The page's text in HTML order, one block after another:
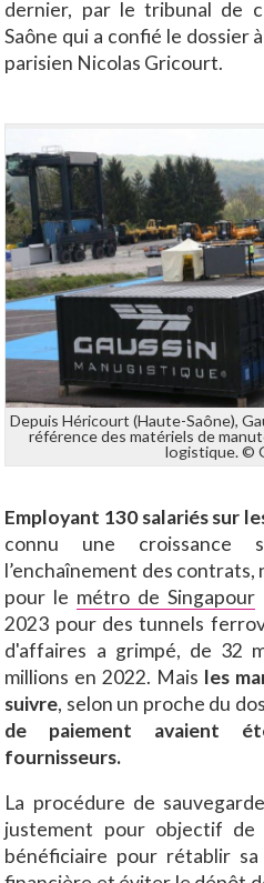
dernier, par le tribunal de
Saône qui a confié le dossier
parisien Nicolas Gricourt.
Depuis Héricourt (Haute-Saône),
référence des matériels de
logistique. ©
Employant 130 salariés sur
connu une croissance
l’enchaînement des
pour le métro de Singapour
2023 pour des tunnels
d'affaires a grimpé, de 32
millions en 2022. Mais les
suivre, selon un proche du
de paiement avaient
fournisseurs.
La procédure de
justement pour objectif
bénéficiaire pour rétablir